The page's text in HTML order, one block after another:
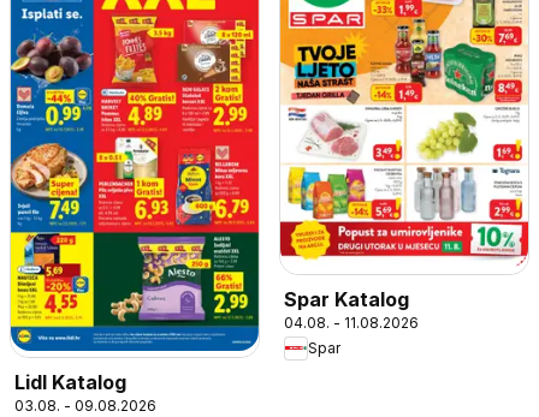
Lidl Katalog
03.08. - 09.08.2026
Spar Katalog
04.08. - 11.08.2026
Spar